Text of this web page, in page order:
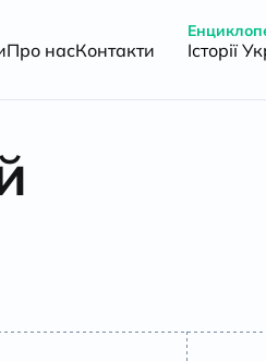
Про насКонтакти Історії